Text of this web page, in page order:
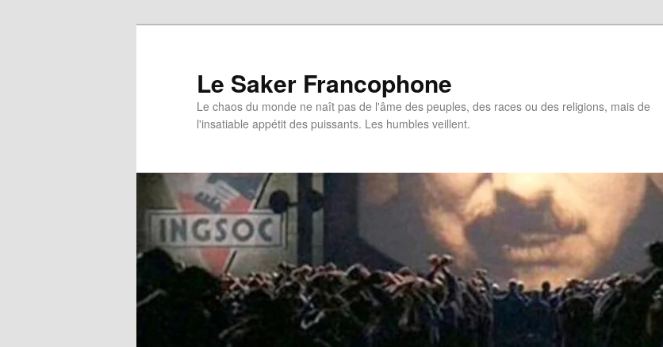
Le Saker Francophone
Le chaos du monde ne naît pas de l'âme des peuples, des races ou des religions, mais de
l'insatiable appétit des puissants. Les humbles veillent.